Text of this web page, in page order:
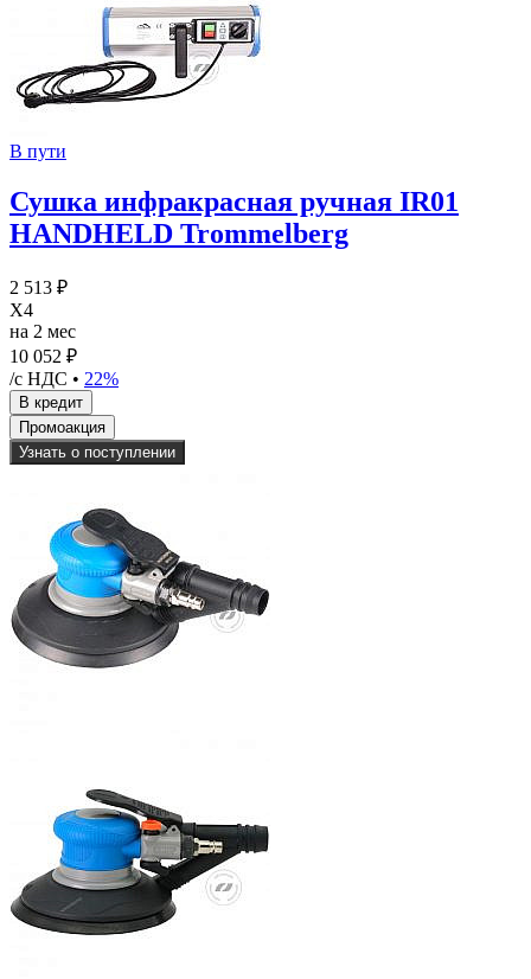
В пути
Сушка инфракрасная ручная IR01
HANDHELD Trommelberg
2 513 ₽
X4
на 2 мес
10 052 ₽
/с НДС • 22%
Узнать о поступлении